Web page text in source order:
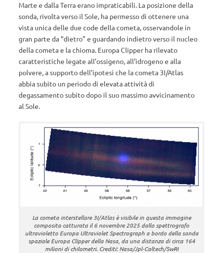
Marte e dalla Terra erano impraticabili. La posizione della
sonda, rivolta verso il Sole, ha permesso di ottenere una
vista unica delle due code della cometa, osservandole in
gran parte da “dietro” e guardando indietro verso il nucleo
della cometa e la chioma. Europa Clipper ha rilevato
caratteristiche legate all’ossigeno, all’idrogeno e alla
polvere, a supporto dell’ipotesi che la cometa 3I/Atlas
abbia subito un periodo di elevata attività di
degassamento subito dopo il suo massimo avvicinamento
al Sole.
La cometa interstellare 3I/Atlas è visibile in questa immagine
composita catturata il 6 novembre 2025 dallo spettrografo
ultravioletto Europa Ultraviolet Spectrograph a bordo della sonda
spaziale Europa Clipper della Nasa, da una distanza di circa 164
milioni di chilometri. Crediti: Nasa/Jpl-Caltech/SwRI